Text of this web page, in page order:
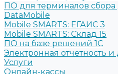
ПО для терминалов
DataMobile
Mobile SMARTS: ЕГАИС 3
Mobile SMARTS: Склад 15
ПО на базе решений 1С
Электронная отчетность
Услуги
Онлайн-кассы